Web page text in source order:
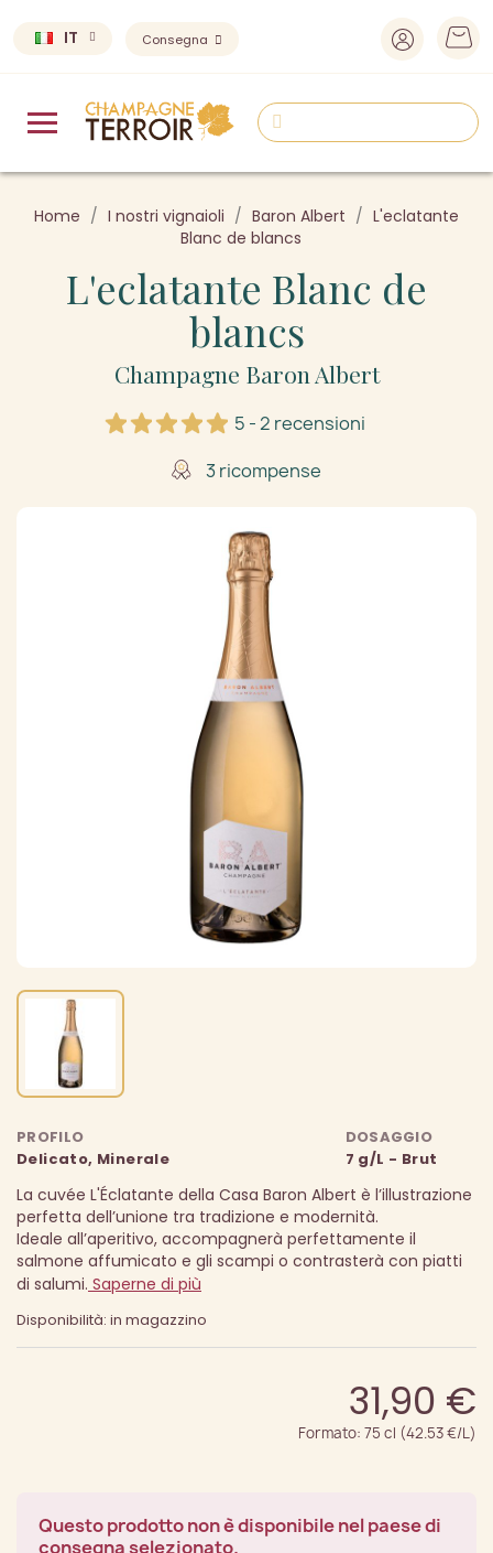
IT Consegna
Home I nostri vignaioli Baron Albert
L'eclatante
Blanc de blancs
L'eclatante Blanc de
blancs
Champagne Baron Albert
5 - 2 recensioni
3 ricompense
PROFILO
Delicato, Minerale
DOSAGGIO
7 g/L - Brut
La cuvée L'Éclatante della Casa Baron Albert è l’illustrazione
perfetta dell’unione tra tradizione e modernità.
Ideale all’aperitivo, accompagnerà perfettamente il
salmone affumicato e gli scampi o contrasterà con piatti
di salumi. Saperne di più
Disponibilità: in magazzino
31,90 €
Formato: 75 cl (42.53 €/L)
Questo prodotto non è disponibile nel paese di
consegna selezionato.